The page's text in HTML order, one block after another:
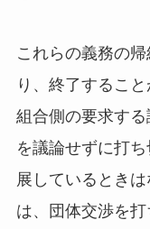
これらの義務の
り、終了するこ
組合側の要求す
を議論せずに打
展しているとき
は、団体交渉を